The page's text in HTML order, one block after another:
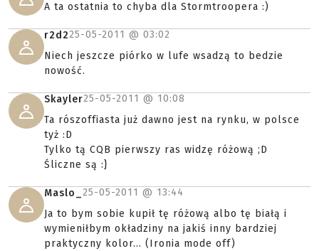
A ta ostatnia to chyba dla Stormtroopera :)
r2d225-05-2011 @ 03:02
Niech jeszcze piórko w lufe wsadzą to bedzie
nowość.
Skayler25-05-2011 @ 10:08
Ta rószoffiasta już dawno jest na rynku, w polsce
tyż :D
Tylko tą CQB pierwszy ras widzę różową ;D
Śliczne są :}
Maslo_ 25-05-2011 @ 13:44
Ja to bym sobie kupił tę różową albo tę białą i
wymieniłbym okładziny na jakiś inny bardziej
praktyczny kolor... (Ironia mode off)